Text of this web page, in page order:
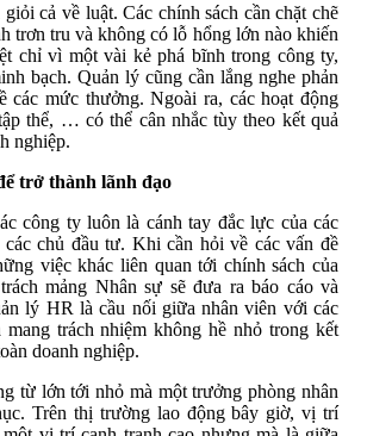
cả về luật. Các chính sách cần chặt chẽ
trơn tru và không có lỗ hổng lớn nào khiến
chỉ vì một vài kẻ phá bĩnh trong công ty,
bạch. Quản lý cũng cần lắng nghe phản
các mức thưởng. Ngoài ra, các hoạt động
thể, … có thể cân nhắc tùy theo kết quả
nghiệp.
trở thành lãnh đạo
công ty luôn là cánh tay đắc lực của các
các chủ đầu tư. Khi cần hỏi về các vấn đề
việc khác liên quan tới chính sách của
mảng Nhân sự sẽ đưa ra báo cáo và
lý HR là cầu nối giữa nhân viên với các
mang trách nhiệm không hề nhỏ trong kết
doanh nghiệp.
từ lớn tới nhỏ mà một trưởng phòng nhân
Trên thị trường lao động bây giờ, vị trí